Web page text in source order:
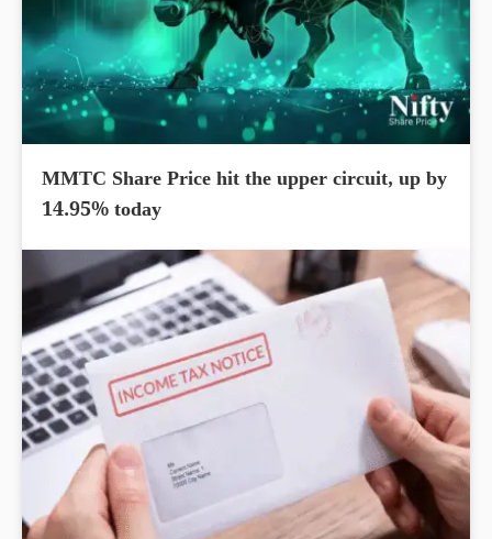
MMTC Share Price hit the upper circuit, up by
14.95% today